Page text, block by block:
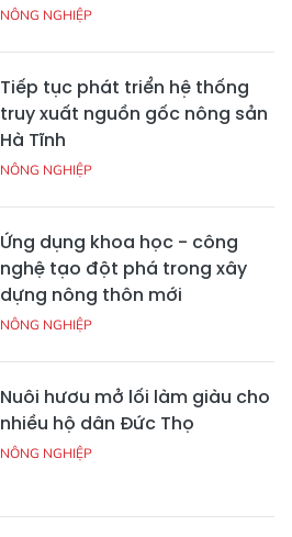
NÔNG NGHIỆP
Tiếp tục phát triển hệ thống
truy xuất nguồn gốc nông sản
Hà Tĩnh
NÔNG NGHIỆP
Ứng dụng khoa học - công
nghệ tạo đột phá trong xây
dựng nông thôn mới
NÔNG NGHIỆP
Nuôi hươu mở lối làm giàu cho
nhiều hộ dân Đức Thọ
NÔNG NGHIỆP